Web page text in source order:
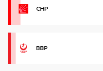
CHP
BBP